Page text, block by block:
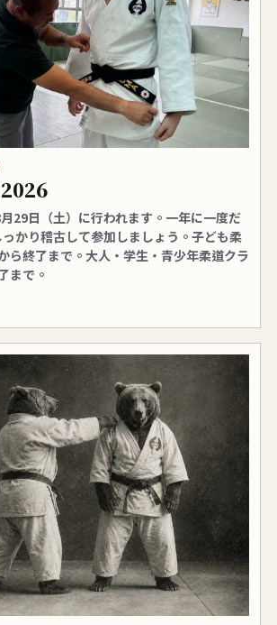
29日（土）に行われます。一年に一度だ
かり稽古して参加しましょう。子ども柔
ら終了まで。大人・学生・青少年柔道クラ
まで。